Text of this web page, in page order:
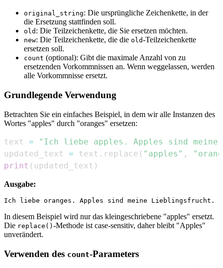
original_string: Die ursprüngliche Zeichenkette, in der
die Ersetzung stattfinden soll.
old : Die Teilzeichenkette, die Sie ersetzen möchten.
new: Die Teilzeichenkette, die die old-Teilzeichenkette
ersetzen soll.
count (optional): Gibt die maximale Anzahl von zu
ersetzenden Vorkommnissen an. Wenn weggelassen, werden
alle Vorkommnisse ersetzt.
Grundlegende Verwendung
Betrachten Sie ein einfaches Beispiel, in dem wir alle Instanzen des
Wortes "apples" durch "oranges" ersetzen:
text =
"Ich liebe apples. Apples sind
updated_text = text . replace ( "apples" ,
print ( updated_text )
Ausgabe:
In diesem Beispiel wird nur das kleingeschriebene "apples" ersetzt.
Die replace() -Methode ist case-sensitiv, daher bleibt "Apples"
unverändert.
Verwenden des count-Parameters